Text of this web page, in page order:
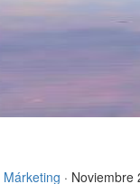
Márketing · Noviembre